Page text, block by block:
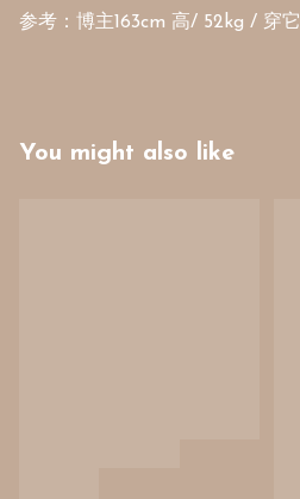
参考：博主163cm 高/ 52kg / 穿
You might also like